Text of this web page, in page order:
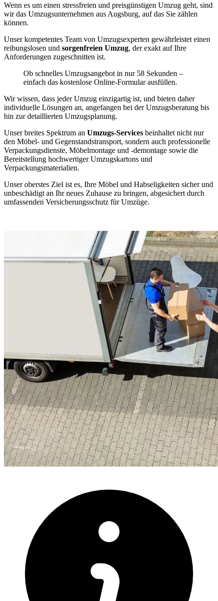
Wenn es um einen stressfreien und preisgünstigen Umzug geht, sind
wir das Umzugsunternehmen aus Augsburg, auf das Sie zählen
können.
Unser kompetentes Team von Umzugsexperten gewährleistet einen
reibungslosen und sorgenfreien Umzug, der exakt auf Ihre
Anforderungen zugeschnitten ist.
Ob schnelles Umzugsangebot in nur 58 Sekunden –
einfach das kostenlose Online-Formular ausfüllen.
Wir wissen, dass jeder Umzug einzigartig ist, und bieten daher
individuelle Lösungen an, angefangen bei der Umzugsberatung bis
hin zur detaillierten Umzugsplanung.
Unser breites Spektrum an Umzugs-Services beinhaltet nicht nur
den Möbel- und Gegenstandstransport, sondern auch professionelle
Verpackungsdienste, Möbelmontage und -demontage sowie die
Bereitstellung hochwertiger Umzugskartons und
Verpackungsmaterialien.
Unser oberstes Ziel ist es, Ihre Möbel und Habseligkeiten sicher und
unbeschädigt an Ihr neues Zuhause zu bringen, abgesichert durch
umfassenden Versicherungsschutz für Umzüge.